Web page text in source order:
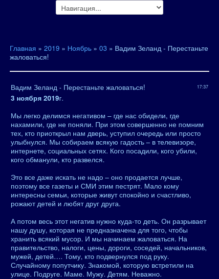
Главная » 2019 » Ноябрь » 03 » Вадим Зеланд - Перестаньте
жаловаться!
17:37
Вадим Зеланд - Перестаньте жаловаться!
3 ноября 2019г.
Мы легко делимся негативом – где нас обидели, где
нахамили, где не поняли. При этом совершенно не помним
тех, кто приоткрыл нам дверь, уступил очередь или просто
улыбнулся. Мы собираем всякую гадость – в телевизоре,
интернете, социальных сетях. Кого посадили, кого убили,
кого обманули, кто развелся.
Это все даже искать не надо – оно продается лучше,
поэтому все газеты и СМИ этим пестрят. Мало кому
интересны семьи, которые живут спокойно и счастливо,
рожают детей и любят друг друга.
А потом весь этот негатив нужно куда-то деть. Он разрывает
нашу душу, которая не предназначена для того, чтобы
хранить всякий мусор. И мы начинаем жаловаться. На
правительство, налоги, цены, дороги, соседей, начальников,
мужей, детей…. Тому, кто подвернулся под руку.
Случайному попутчику. Знакомой, которую встретили на
улице. Подруге. Маме. Мужу. Детям. Неважно.